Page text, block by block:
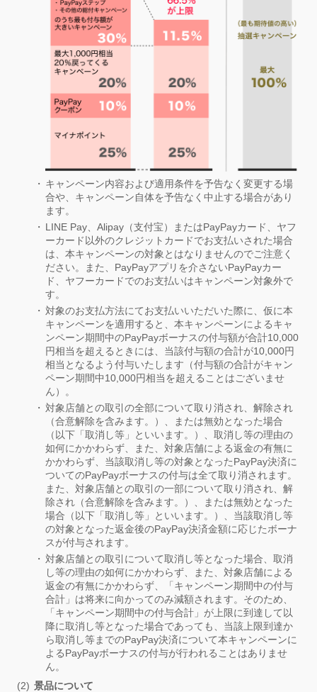
キャンペーン内容および適用条件を予告なく変更する場
合や、キャンペーン自体を予告なく中止する場合があり
ます。
LINE Pay、Alipay（支付宝）またはPayPayカード、ヤフ
ーカード以外のクレジットカードでお支払いされた場合
は、本キャンペーンの対象とはなりませんのでご注意く
ださい。また、PayPayアプリを介さないPayPayカー
ド、ヤフーカードでのお支払いはキャンペーン対象外で
す。
対象のお支払方法にてお支払いいただいた際に、仮に本
キャンペーンを適用すると、本キャンペーンによるキャ
ンペーン期間中のPayPayボーナスの付与額が合計10,000
円相当を超えるときには、当該付与額の合計が10,000円
相当となるよう付与いたします（付与額の合計がキャン
ペーン期間中10,000円相当を超えることはございませ
ん）。
対象店舗との取引の全部について取り消され、解除され
（合意解除を含みます。）、または無効となった場合
（以下「取消し等」といいます。）、取消し等の理由の
如何にかかわらず、また、対象店舗による返金の有無に
かかわらず、当該取消し等の対象となったPayPay決済に
ついてのPayPayボーナスの付与は全て取り消されます。
また、対象店舗との取引の一部について取り消され、解
除され（合意解除を含みます。）、または無効となった
場合（以下「取消し等」といいます。）、当該取消し等
の対象となった返金後のPayPay決済金額に応じたボーナ
スが付与されます。
対象店舗との取引について取消し等となった場合、取消
し等の理由の如何にかかわらず、また、対象店舗による
返金の有無にかかわらず、「キャンペーン期間中の付与
合計」は将来に向かってのみ減額されます。そのため、
「キャンペーン期間中の付与合計」が上限に到達して以
降に取消し等となった場合であっても、当該上限到達か
ら取消し等までのPayPay決済について本キャンペーンに
よるPayPayボーナスの付与が行われることはありませ
ん。
景品について